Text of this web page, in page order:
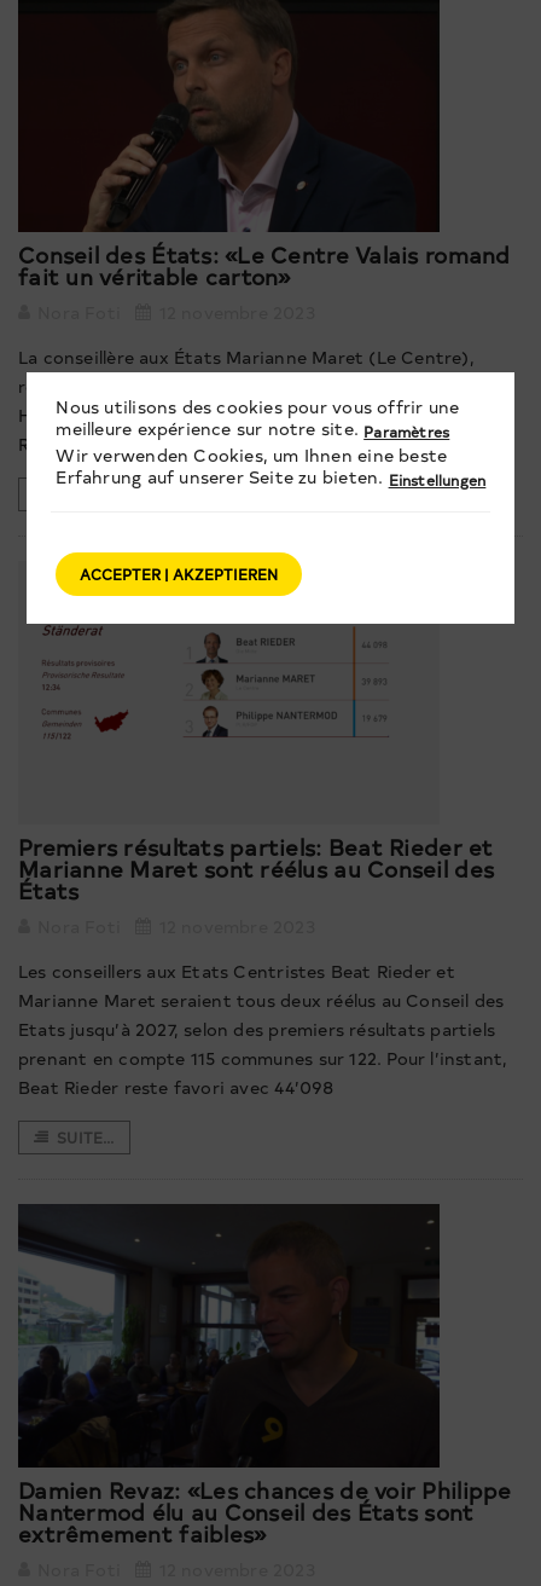
Conseil des États: «Le Centre Valais romand
fait un véritable carton»
La conseillère aux États Marianne Maret (Le Centre),
réélue, a fait un véritable carton dans le bas comme le
Haut Valais, selon les premiers résultats partiels. Joachim
Rausis, président du Centre Valais romand, s’en réjouit.
Premiers résultats partiels: Beat Rieder et
Marianne Maret sont réélus au Conseil des
États
Les conseillers aux Etats Centristes Beat Rieder et
Marianne Maret seraient tous deux réélus au Conseil des
Etats jusqu’à 2027, selon des premiers résultats partiels
prenant en compte 115 communes sur 122. Pour l’instant,
Beat Rieder reste favori avec 44’098
SUITE...
Damien Revaz: «Les chances de voir Philippe
Nantermod élu au Conseil des États sont
extrêmement faibles»
Nous utilisons des cookies pour vous offrir une
meilleure expérience sur notre site. Paramètres
Wir verwenden Cookies, um Ihnen eine beste
Erfahrung auf unserer Seite zu bieten. Einstellungen
ACCEPTER | AKZEPTIEREN